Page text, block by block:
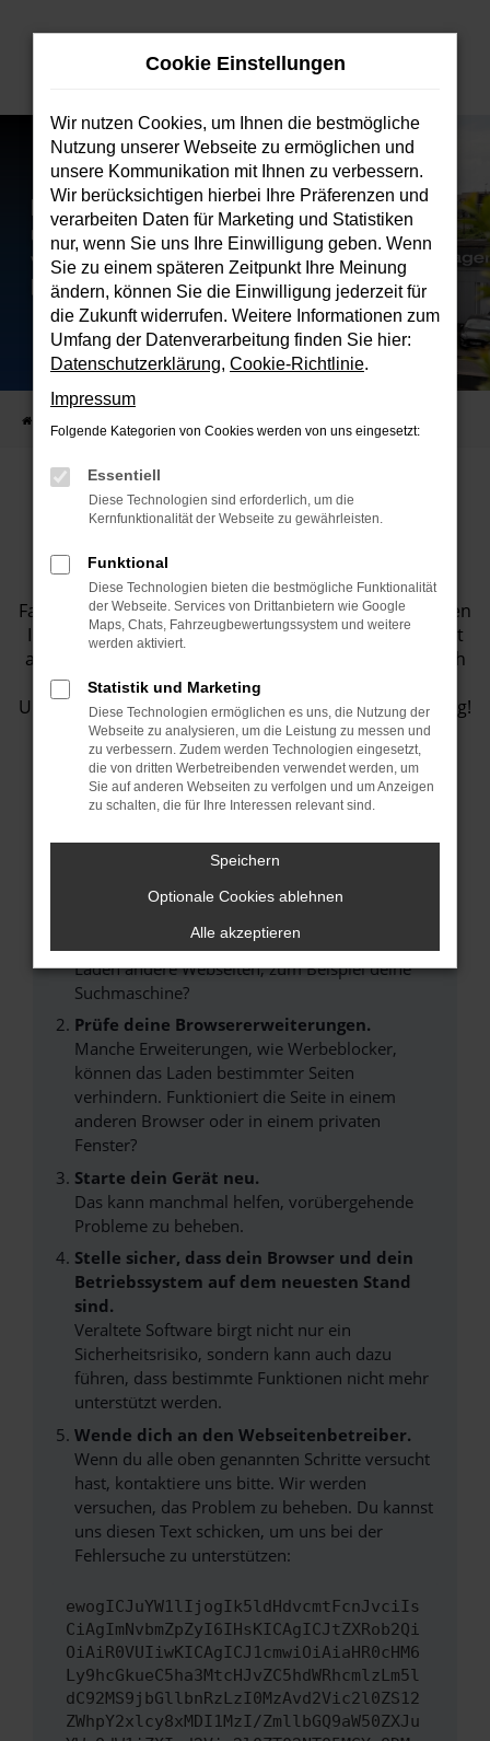
Zum
Fahrzeugbestand
Entdecken Sie eine Vielzahl von top
Fahrzeugangeboten in unserem Showroom! Wir bieten
Ihnen eine große Auswahl an Fahrzeugen, die perfekt
auf Ihre Bedürfnisse abgestimmt sind. Lassen Sie sich
inspirieren und finden Sie Ihr Traumauto bei uns.
Unser Team steht Ihnen jederzeit gerne zur Verfügung!
Fehler: Network Error
Beim Laden ist ein Fehler aufgetreten.
Internetverbindung.
Laden andere Webseiten, zum Beispiel deine
Suchmaschine?
Prüfe deine Browsererweiterungen.
Manche Erweiterungen, wie Werbeblocker,
können das Laden bestimmter Seiten
verhindern. Funktioniert die Seite in einem
anderen Browser oder in einem privaten
Fenster?
Starte dein Gerät neu.
Das kann manchmal helfen, vorübergehende
Probleme zu beheben.
Stelle sicher, dass dein Browser und dein
Betriebssystem auf dem neuesten Stand
sind.
Veraltete Software birgt nicht nur ein
Sicherheitsrisiko, sondern kann auch dazu
führen, dass bestimmte Funktionen nicht mehr
unterstützt werden.
Wende dich an den Webseitenbetreiber.
Wenn du alle oben genannten Schritte versucht
hast, kontaktiere uns bitte. Wir werden
versuchen, das Problem zu beheben. Du kannst
uns diesen Text schicken, um uns bei der
Fehlersuche zu unterstützen:
ewogICJuYW1lIjogIk5ldHdvcmtFcnJvciIs
CiAgImNvbmZpZyI6IHsKICAgICJtZXRob2Qi
OiAiR0VUIiwKICAgICJ1cmwiOiAiaHR0cHM6
Ly9hcGkueC5ha3MtcHJvZC5hdWRhcmlzLm5l
dC92MS9jbGllbnRzLzI0MzAvd2Vic2l0ZS12
ZWhpY2xlcy8xMDI1MzI/ZmllbGQ9aW50ZXJu
Cookie Einstellungen
Wir nutzen Cookies, um Ihnen die bestmögliche
Nutzung unserer Webseite zu ermöglichen und
unsere Kommunikation mit Ihnen zu verbessern.
Wir berücksichtigen hierbei Ihre Präferenzen und
verarbeiten Daten für Marketing und Statistiken
nur, wenn Sie uns Ihre Einwilligung geben. Wenn
Sie zu einem späteren Zeitpunkt Ihre Meinung
ändern, können Sie die Einwilligung jederzeit für
die Zukunft widerrufen. Weitere Informationen zum
Umfang der Datenverarbeitung finden Sie hier:
Datenschutzerklärung, Cookie-Richtlinie.
Impressum
Folgende Kategorien von Cookies werden von uns eingesetzt:
Essentiell
Diese Technologien sind erforderlich, um die
Kernfunktionalität der Webseite zu gewährleisten.
Funktional
Diese Technologien bieten die bestmögliche Funktionalität
der Webseite. Services von Drittanbietern wie Google
Maps, Chats, Fahrzeugbewertungssystem und weitere
werden aktiviert.
Statistik und Marketing
Diese Technologien ermöglichen es uns, die Nutzung der
Webseite zu analysieren, um die Leistung zu messen und
zu verbessern. Zudem werden Technologien eingesetzt,
die von dritten Werbetreibenden verwendet werden, um
Sie auf anderen Webseiten zu verfolgen und um Anzeigen
zu schalten, die für Ihre Interessen relevant sind.
Speichern
Optionale Cookies ablehnen
Alle akzeptieren